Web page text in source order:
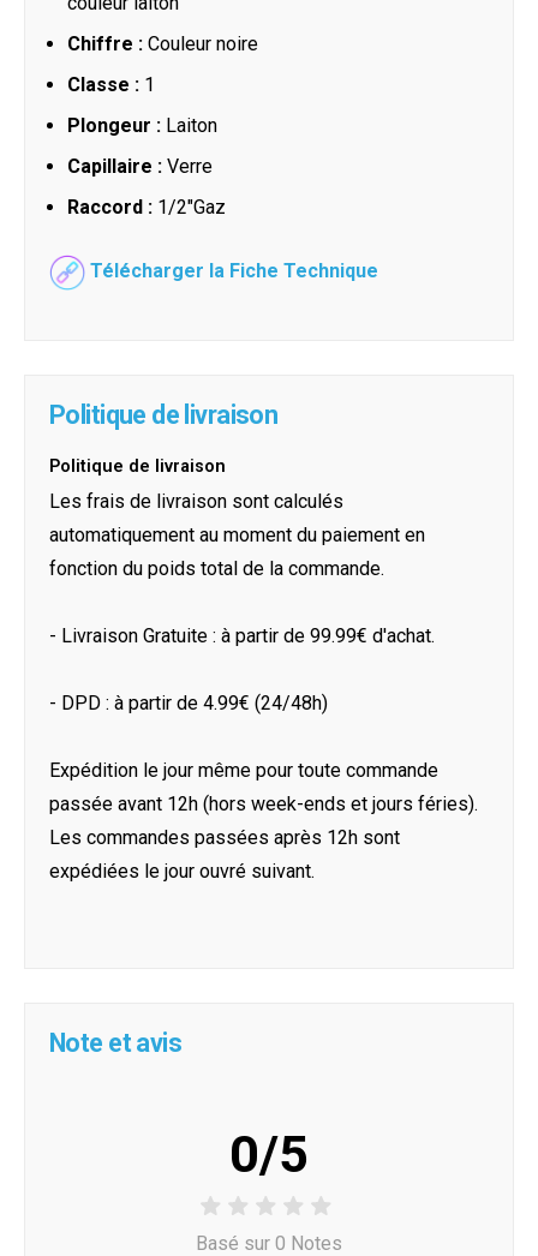
Chiffre : Couleur noire
Classe : 1
Plongeur : Laiton
Capillaire : Verre
Raccord : 1/2"Gaz
Télécharger la Fiche Technique
Politique de livraison
Politique de livraison
Les frais de livraison sont calculés
automatiquement au moment du paiement en
fonction du poids total de la commande.
- Livraison Gratuite : à partir de 99.99€ d'achat.
- DPD : à partir de 4.99€ (24/48h)
Expédition le jour même pour toute commande
passée avant 12h (hors week-ends et jours féries).
Les commandes passées après 12h sont
expédiées le jour ouvré suivant.
Note et avis
0/5
Basé sur 0 Notes